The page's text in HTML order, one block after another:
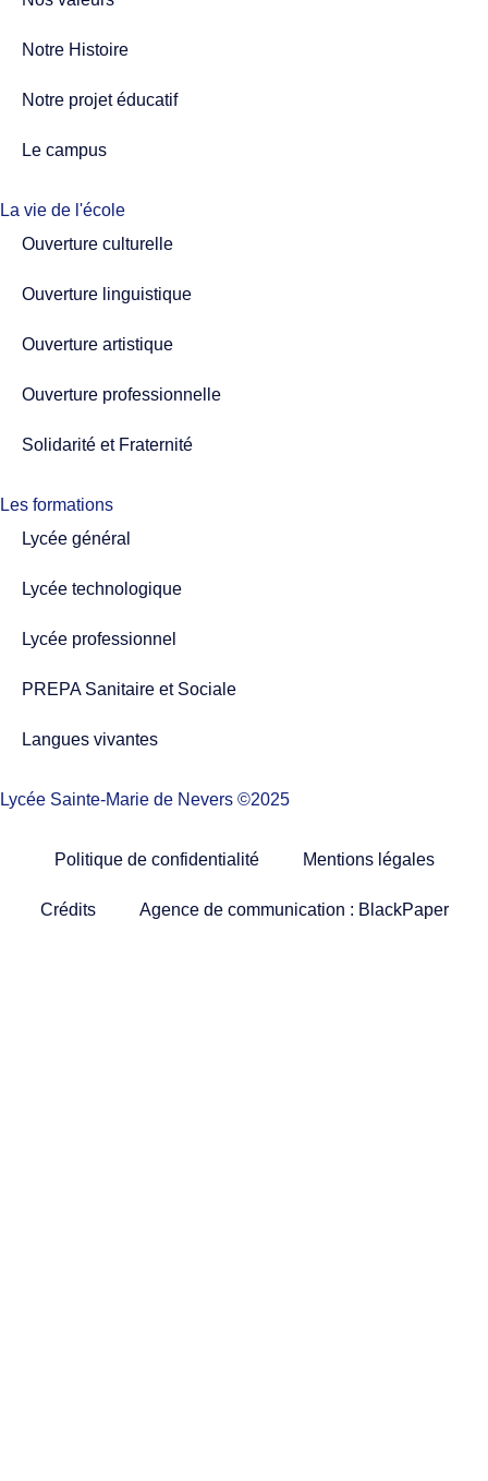
Notre Histoire
Notre projet éducatif
Le campus
La vie de l'école
Ouverture culturelle
Ouverture linguistique
Ouverture artistique
Ouverture professionnelle
Solidarité et Fraternité
Les formations
Lycée général
Lycée technologique
Lycée professionnel
PREPA Sanitaire et Sociale
Langues vivantes
Lycée Sainte-Marie de Nevers ©2025
Politique de confidentialité Mentions légales
Crédits Agence de communication : BlackPaper